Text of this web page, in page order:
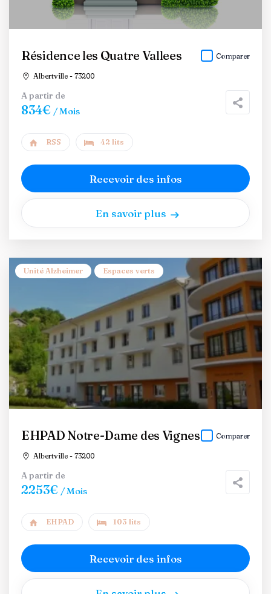
Résidence les Quatre Vallees
Albertville - 73200
Comparer
A partir de
834€ / Mois
RSS 42 lits
Recevoir des infos
En savoir plus
Unité Alzheimer Espaces verts
EHPAD Notre-Dame des Vignes
Albertville - 73200
Comparer
A partir de
2253€ / Mois
EHPAD 103 lits
Recevoir des infos